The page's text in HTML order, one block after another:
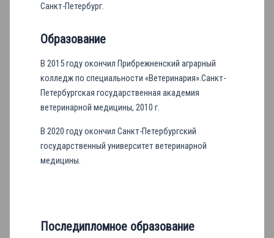
Санкт-Петербург.
Образование
В 2015 году окончил Прибрежненский аграрный
колледж по специальности «Ветеринария».Санкт-
Петербургская государственная академия
ветеринарной медицины, 2010 г.
В 2020 году окончил Санкт-Петербургский
государственный университет ветеринарной
медицины.
Последипломное образование